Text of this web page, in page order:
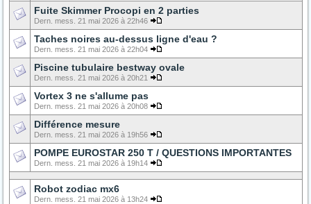
Fuite Skimmer Procopi en 2 parties
Dern. mess. 21 mai 2026 à 22h46
Taches noires au-dessus ligne d'eau ?
Dern. mess. 21 mai 2026 à 22h04
Piscine tubulaire bestway ovale
Dern. mess. 21 mai 2026 à 20h21
Vortex 3 ne s'allume pas
Dern. mess. 21 mai 2026 à 20h08
Différence mesure
Dern. mess. 21 mai 2026 à 19h56
POMPE EUROSTAR 250 T / QUESTIONS IMPORTANTES
Dern. mess. 21 mai 2026 à 19h14
Robot zodiac mx6
Dern. mess. 21 mai 2026 à 13h24